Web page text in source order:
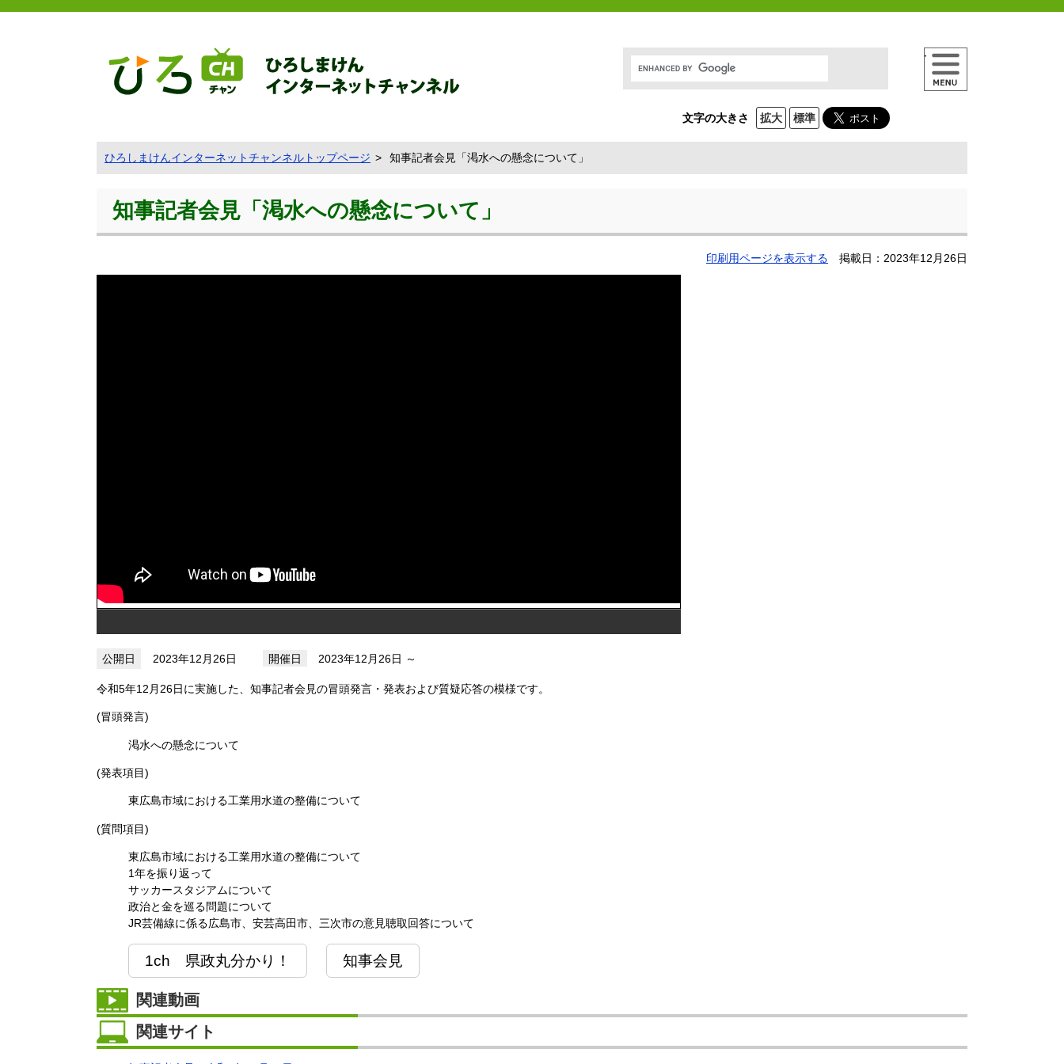
文字の大きさ 拡大 標準
メニュー
ひろしまけんインターネットチャンネルトップページ 知事記者会見「渇水への懸念について」
知事記者会見「渇水への懸念について」
印刷用ページを表示する 掲載日：2023年12月26日
2023年12月26日 2023年12月26日
令和5年12月26日に実施した、知事記者会見の冒頭発言・発表および質疑応答の模様です。
(冒頭発言)
渇水への懸念について
(発表項目)
東広島市域における工業用水道の整備について
(質問項目)
東広島市域における工業用水道の整備について
1年を振り返って
サッカースタジアムについて
政治と金を巡る問題について
JR芸備線に係る広島市、安芸高田市、三次市の意見聴取回答について
1ch 県政丸分かり！ 知事会見
関連動画
関連サイト